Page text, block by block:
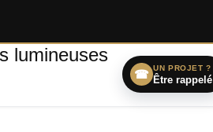
☎ UN PROJET ?
Être rappelé